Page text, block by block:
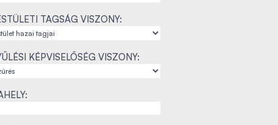
TAGSÁG VISZONY:
KÉPVISELŐSÉG VISZONY: